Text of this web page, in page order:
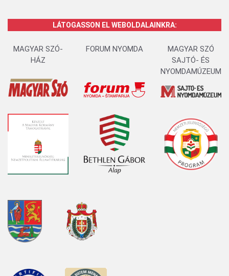
LÁTOGASSON EL WEBOLDALAINKRA:
MAGYAR SZÓ-
HÁZ
FORUM NYOMDA
MAGYAR SZÓ
SAJTÓ- ÉS
NYOMDAMÚZEUM